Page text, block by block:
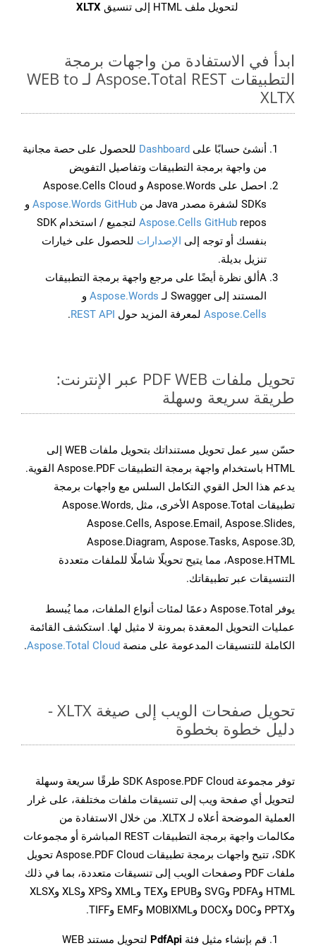
لتحويل ملف HTML إلى تنسيق
XLTX
ابدأ في الاستفادة من واجهات برمجة
التطبيقات Aspose.Total REST لـ WEB to
XLTX
أنشئ حسابًا على Dashboard للحصول على حصة مجانية
من واجهة برمجة التطبيقات وتفاصيل التفويض
احصل على Aspose.Words و Aspose.Cells Cloud
SDKs لشفرة مصدر Java من
Aspose.Words GitHub و
Aspose.Cells GitHub
repos لتجميع / استخدام SDK
بنفسك أو توجه إلى الإصدارات للحصول على خيارات
تنزيل بديلة.
Aألق نظرة أيضًا على مرجع واجهة برمجة التطبيقات
المستند إلى Swagger لـ
Aspose.Words و
Aspose.Cells لمعرفة المزيد حول REST API
.
تحويل ملفات PDF WEB عبر الإنترنت:
طريقة سريعة وسهلة
حسّن سير عمل تحويل مستنداتك بتحويل ملفات WEB إلى
HTML باستخدام واجهة برمجة التطبيقات Aspose.PDF القوية.
يدعم هذا الحل القوي التكامل السلس مع واجهات برمجة
تطبيقات Aspose.Total الأخرى، مثل Aspose.Words,
Aspose.Cells, Aspose.Email, Aspose.Slides,
Aspose.Diagram, Aspose.Tasks, Aspose.3D,
Aspose.HTML، مما يتيح تحويلًا شاملًا للملفات متعددة
التنسيقات عبر تطبيقاتك.
يوفر Aspose.Total دعمًا لمئات أنواع الملفات، مما يُبسط
عمليات التحويل المعقدة بمرونة لا مثيل لها. استكشف القائمة
الكاملة للتنسيقات المدعومة على منصة Aspose.Total Cloud
.
تحويل صفحات الويب إلى صيغة XLTX -
دليل خطوة بخطوة
توفر مجموعة SDK Aspose.PDF Cloud طرقًا سريعة وسهلة
لتحويل أي صفحة ويب إلى تنسيقات ملفات مختلفة، على غرار
العملية الموضحة أعلاه لـ XLTX. من خلال الاستفادة من
مكالمات واجهة برمجة التطبيقات REST المباشرة أو مجموعات
SDK، تتيح واجهات برمجة تطبيقات Aspose.PDF Cloud تحويل
ملفات PDF وصفحات الويب إلى تنسيقات متعددة، بما في ذلك
HTML وPDFA وSVG وEPUB وTEX وXML وXPS وXLS وXLSX
وPPTX وDOC وDOCX وMOBIXML وEMF وTIFF.
قم بإنشاء مثيل فئة PdfApi لتحويل مستند WEB